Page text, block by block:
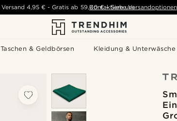
Taschen & Geldbörsen Kleidung & Unterwäsche
Versand 4,95 € -Gratis ab 59,00 € - Siehe Versandoptionen
Kontaktiere uns